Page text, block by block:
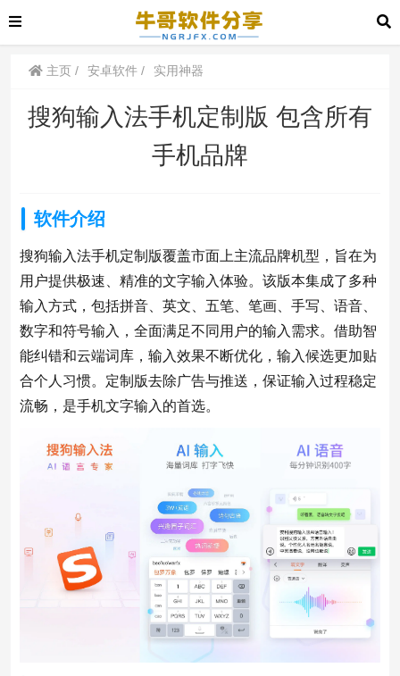
主页 安卓软件 实用神器
搜狗输入法手机定制版 包含所有
手机品牌
软件介绍
搜狗输入法手机定制版覆盖市面上主流品牌机型，旨在为
用户提供极速、精准的文字输入体验。该版本集成了多种
输入方式，包括拼音、英文、五笔、笔画、手写、语音、
数字和符号输入，全面满足不同用户的输入需求。借助智
能纠错和云端词库，输入效果不断优化，输入候选更加贴
合个人习惯。定制版去除广告与推送，保证输入过程稳定
流畅，是手机文字输入的首选。